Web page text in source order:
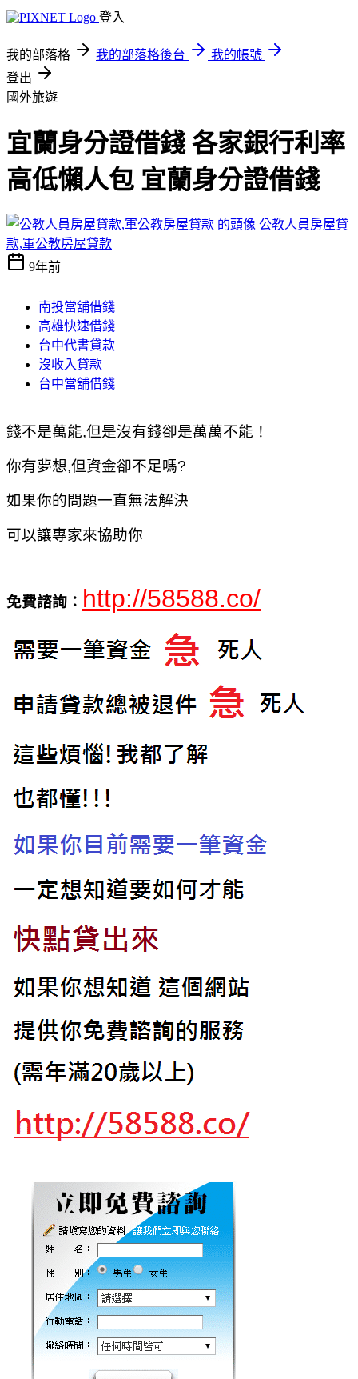
登入
我的部落格 我的部落格後台
我的帳號
登出
國外旅遊
宜蘭身分證借錢 各家銀行利率
高低懶人包 宜蘭身分證借錢
公教人員房屋貸
款,軍公教房屋貸款
9年前
南投當舖借錢
高雄快速借錢
台中代書貸款
沒收入貸款
台中當舖借錢
錢不是萬能,但是沒有錢卻是萬萬不能！
你有夢想,但資金卻不足嗎?
如果你的問題一直無法解決
可以讓專家來協助你
免費諮詢： http://58588.co/